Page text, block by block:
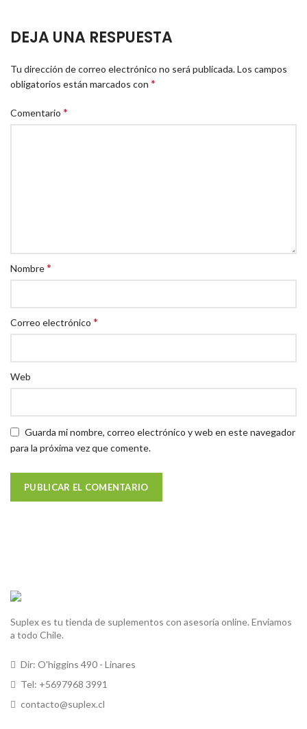
DEJA UNA RESPUESTA
Tu dirección de correo electrónico no será publicada.Los campos
obligatorios están marcados con *
Comentario *
Nombre*
Correo electrónico *
Web
Guarda mi nombre, correo electrónico y web en este navegador
para la próxima vez que comente.
Suplex es tu tienda de suplementos con asesoría online. Enviamos
a todo Chile.
Dir: O'higgins 490 - Linares
Tel: +5697968 3991
contacto@suplex.cl